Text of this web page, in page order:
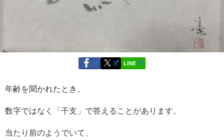
LINE
年齢を聞かれたとき、
数字ではなく「干支」で答えることがあります。
当たり前のようでいて、